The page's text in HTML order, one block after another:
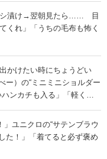
シ漬け→翌朝見たら…… 目
くれ」「うちの毛布も怖く
かけたい時にちょうどい
）の“ミニミニショルダー
ンカチも入る」「軽くて
」ユニクロの“サテンブラウ
た！」「着てると必ず褒め